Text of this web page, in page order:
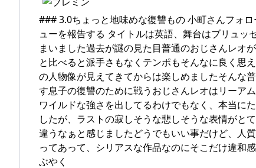
### 3.0ちょっと地味めな復讐もの 小町さんフォ
ューを報告する タイトルは英語、舞台はブリュ
まいました過去が謎の見た目普通のおじさんレオ
と比べると派手さもなくテンポもそんなに良く思
の人物像が見えてきてからは楽しめましたそんな
す息子の復讐のために戦うおじさんレオはリーア
ワイルドな強さを出してるわけでもなく、本当に
したが、ラストの寂しそうな悲しそうな表情がと
違うなぁと感じましたどうでもいい事だけど、人
ってあって、シリアスな作品なのにそこだけ違和
ぶやく